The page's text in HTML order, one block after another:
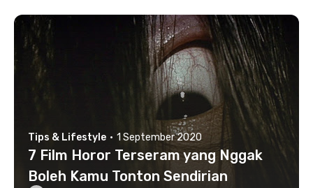
Tips & Lifestyle · 1 September 2020
7 Film Horor Terseram yang Nggak
Boleh Kamu Tonton Sendirian